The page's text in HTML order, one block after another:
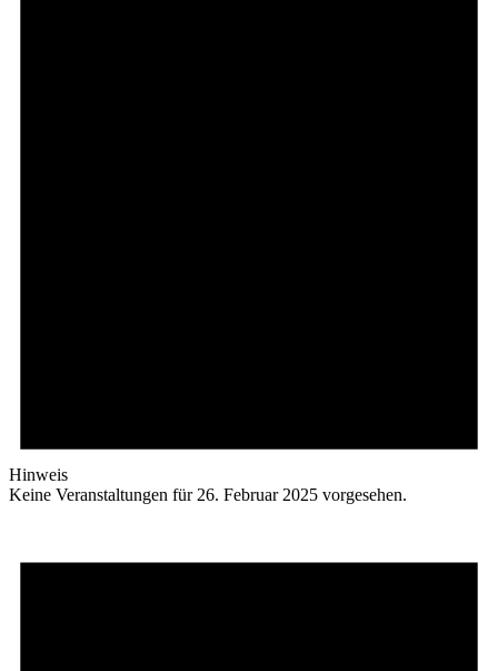
Hinweis
Keine Veranstaltungen für 26. Februar 2025 vorgesehen.